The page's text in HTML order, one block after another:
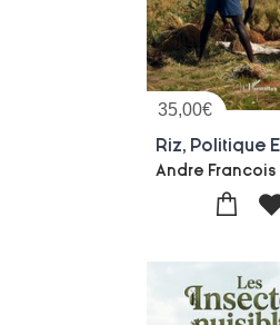
35,00€